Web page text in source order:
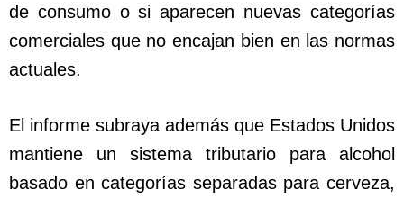
de consumo o si aparecen nuevas categorías
comerciales que no encajan bien en las normas
actuales.
El informe subraya además que Estados Unidos
mantiene un sistema tributario para alcohol
basado en categorías separadas para cerveza,